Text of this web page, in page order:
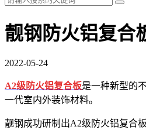
靓钢防火铝复合
2022-05-24
A2级防火铝复合板是一种新型的
一代室内外装饰材料。
靓钢成功研制出A2级防火铝复合